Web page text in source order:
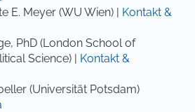
E. Meyer (WU Wien) | Kontakt &
PhD (London School of
Science) | Kontakt &
(Universität Potsdam)